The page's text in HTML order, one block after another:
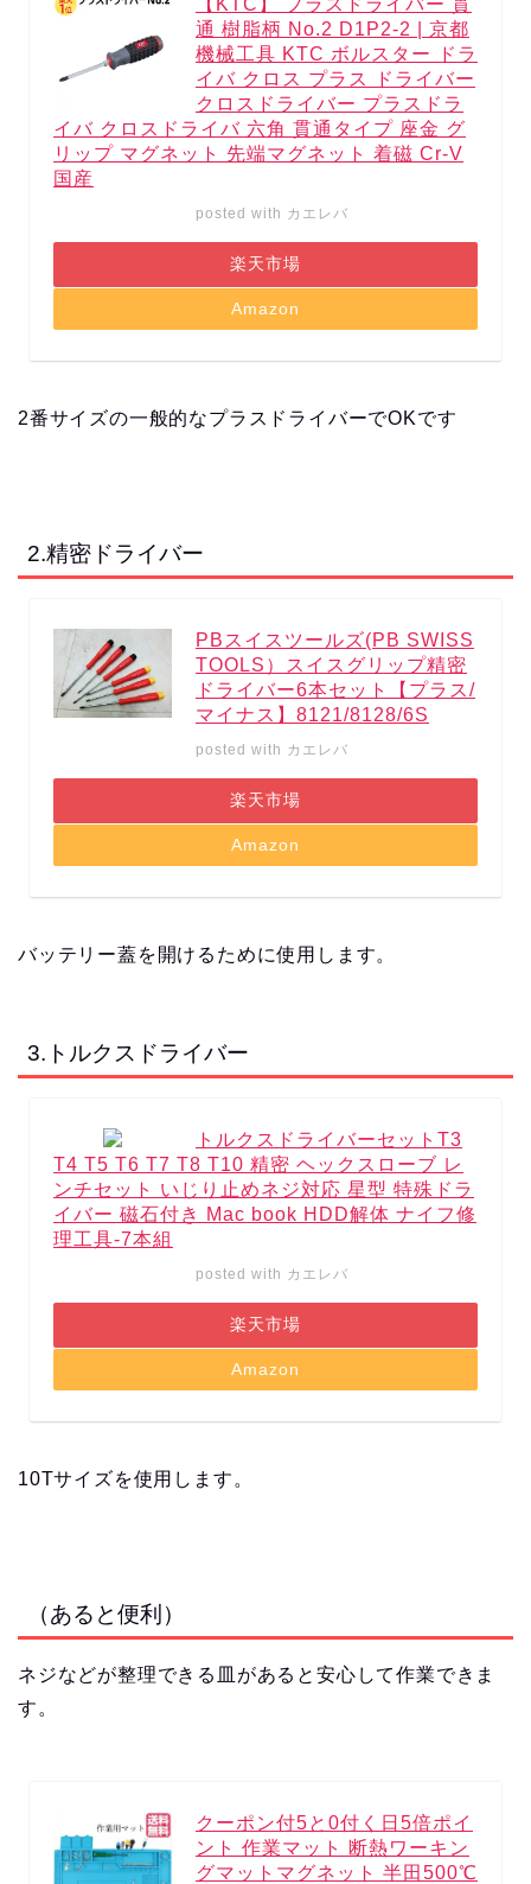
通 樹脂柄 No.2 D1P2-2 | 京都
機械工具 KTC ボルスター ドラ
イバ クロス プラス ドライバー
クロスドライバー プラスドラ
イバ クロスドライバ 六角 貫通タイプ 座金 グ
リップ マグネット 先端マグネット 着磁 Cr-V
国産
posted with カエレバ
楽天市場
Amazon
2番サイズの一般的なプラスドライバーでOKです
2.精密ドライバー
PBスイスツールズ(PB SWISS
TOOLS）スイスグリップ精密
ドライバー6本セット【プラス/
マイナス】8121/8128/6S
posted with カエレバ
楽天市場
Amazon
バッテリー蓋を開けるために使用します。
3.トルクスドライバー
トルクスドライバーセットT3
T4 T5 T6 T7 T8 T10 精密 ヘックスローブ レ
ンチセット いじり止めネジ対応 星型 特殊ドラ
イバー 磁石付き Mac book HDD解体 ナイフ修
理工具-7本組
posted with カエレバ
楽天市場
Amazon
10Tサイズを使用します。
（あると便利）
ネジなどが整理できる皿があると安心して作業できま
す。
クーポン付5と0付く日5倍ポイ
ント 作業マット 断熱ワーキン
グマットマグネット 半田500℃